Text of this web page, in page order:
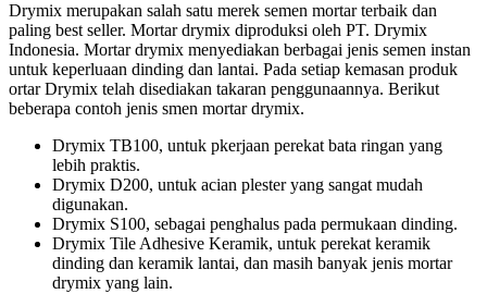
Drymix merupakan salah satu merek semen mortar terbaik dan
paling best seller. Mortar drymix diproduksi oleh PT. Drymix
Indonesia. Mortar drymix menyediakan berbagai jenis semen instan
untuk keperluaan dinding dan lantai. Pada setiap kemasan produk
ortar Drymix telah disediakan takaran penggunaannya. Berikut
beberapa contoh jenis smen mortar drymix.
Drymix TB100, untuk pkerjaan perekat bata ringan yang
lebih praktis.
Drymix D200, untuk acian plester yang sangat mudah
digunakan.
Drymix S100, sebagai penghalus pada permukaan dinding.
Drymix Tile Adhesive Keramik, untuk perekat keramik
dinding dan keramik lantai, dan masih banyak jenis mortar
drymix yang lain.